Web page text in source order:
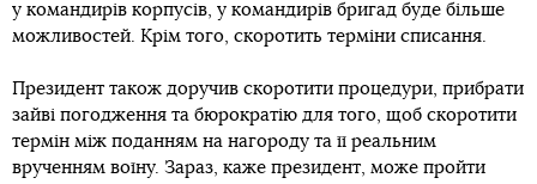
у командирів корпусів, у командирів бригад буде більше
можливостей. Крім того, скоротить терміни списання.
Президент також доручив скоротити процедури, прибрати
зайві погодження та бюрократію для того, щоб скоротити
термін між поданням на нагороду та її реальним
врученням воїну. Зараз, каже президент, може пройти